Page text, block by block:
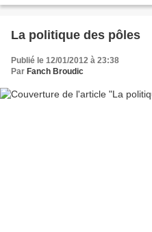
La politique des pôles
Publié le 12/01/2012 à 23:38
Par Fanch Broudic